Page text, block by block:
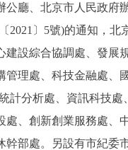
、北京市人民政府辦
2021〕5號)的通知，
建設綜合協調處、發展
管理處、科技金融處、
計分析處、資訊科技
處、創新創業服務處、
幹部處。另設有市紀委